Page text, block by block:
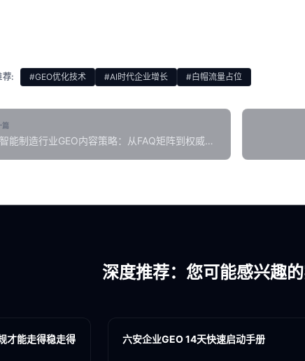
荐: #GEO优化技术 #AI时代企业增长 #白帽流量占位
能制造行业GEO内容策略：从FAQ矩阵到权威洞
深度推荐：您可能感兴趣
才能走得稳走得
GEO
六安企业GEO 14天快速启动手册